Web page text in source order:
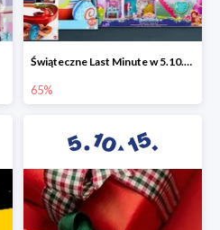
Świąteczne Last Minute w 5.10.15 - zabawki do -65%
65%